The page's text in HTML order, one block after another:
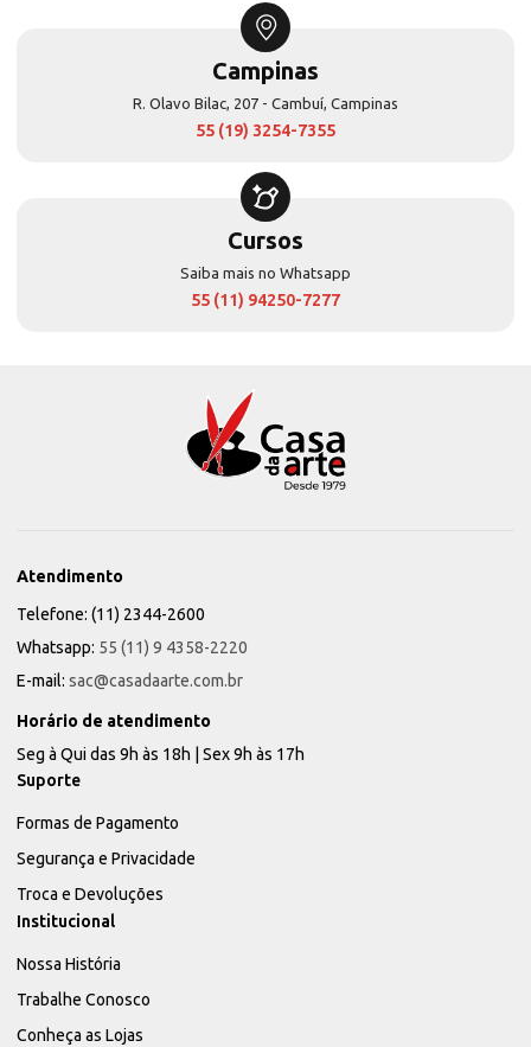
Campinas
R. Olavo Bilac, 207 - Cambuí, Campinas
55 (19) 3254-7355
Cursos
Saiba mais no Whatsapp
55 (11) 94250-7277
Atendimento
Telefone: (11) 2344-2600
Whatsapp: 55 (11) 9 4358-2220
E-mail: sac@casadaarte.com.br
Horário de atendimento
Seg à Qui das 9h às 18h | Sex 9h às 17h
Suporte
Formas de Pagamento
Segurança e Privacidade
Troca e Devoluções
Institucional
Nossa História
Trabalhe Conosco
Conheça as Lojas